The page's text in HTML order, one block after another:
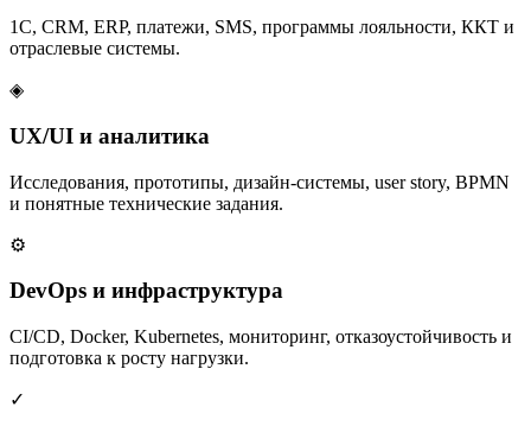
1С, CRM, ERP, платежи, SMS, программы лояльности, ККТ и
отраслевые системы.
◈
UX/UI и аналитика
Исследования, прототипы, дизайн-системы, user story, BPMN
и понятные технические задания.
⚙
DevOps и инфраструктура
CI/CD, Docker, Kubernetes, мониторинг, отказоустойчивость и
подготовка к росту нагрузки.
✓